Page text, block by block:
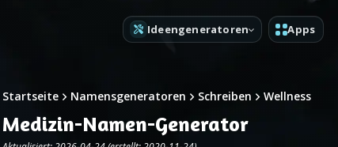
Ideengeneratoren Apps
Startseite Namensgeneratoren Schreiben Wellness
Medizin-Namen-Generator